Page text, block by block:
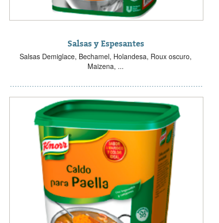
Salsas y Espesantes
Salsas Demiglace, Bechamel, Holandesa, Roux oscuro,
Maizena, ...